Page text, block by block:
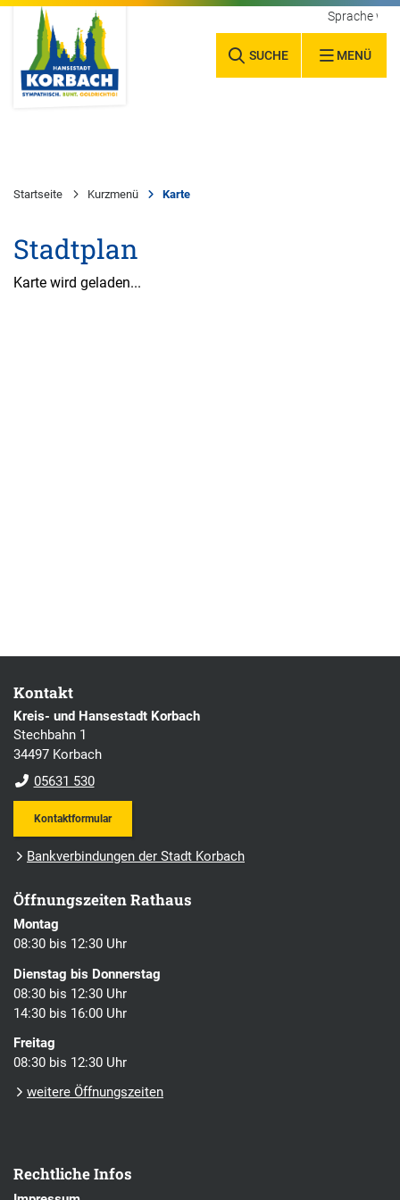
SUCHE MENÜ
Sprache
Startseite Kurzmenü Karte
Stadtplan
Karte wird geladen...
Kontakt
Kreis- und Hansestadt Korbach
Stechbahn 1
34497 Korbach
05631 530
Kontaktformular
Bankverbindungen der Stadt Korbach
Öffnungszeiten Rathaus
Montag
08:30 bis 12:30 Uhr
Dienstag bis Donnerstag
08:30 bis 12:30 Uhr
14:30 bis 16:00 Uhr
Freitag
08:30 bis 12:30 Uhr
weitere Öffnungszeiten
Rechtliche Infos